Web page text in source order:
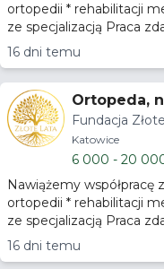
ortopedii * rehabilitacji medycznej * neurologii * fizjoterapeuta
ze
16 dni temu
Ortopeda,
nej - praca
Fundacja
Katowice
6 000 - 20
Nawiążemy współpracę
ortopedii * rehabilitacji medycznej * neurologii * fizjoterapeuta
ze
16 dni temu